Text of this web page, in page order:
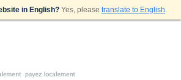
in English? Yes, please translate to English.